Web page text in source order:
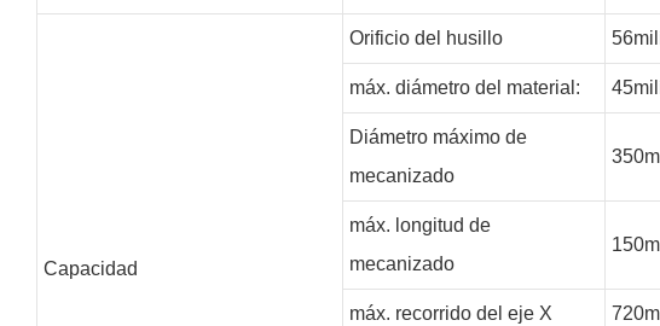
Capacidad
Orificio del husillo
máx. diámetro del material:
Diámetro máximo de
mecanizado
máx. longitud de
mecanizado
máx. recorrido del eje X